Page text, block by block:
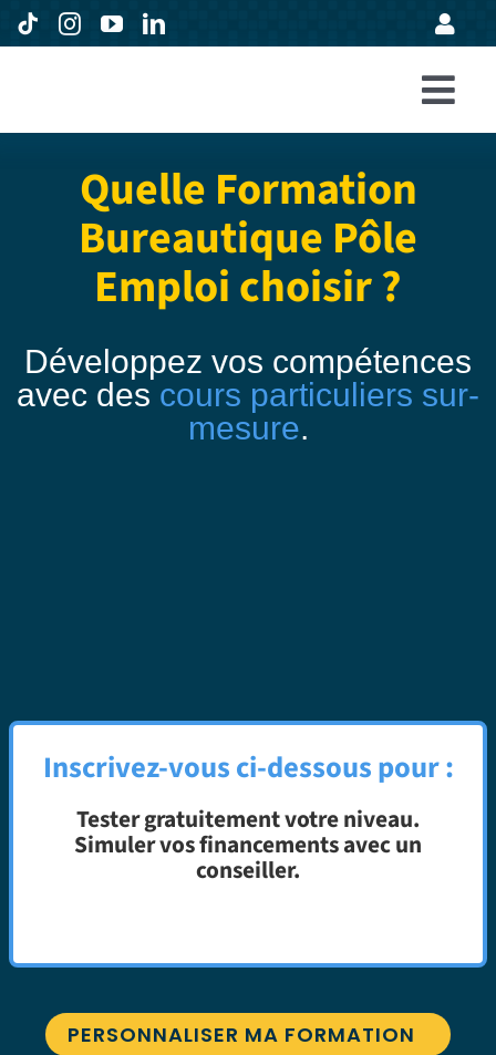
Passer
au
Formations
Entreprises
Avis
Expertise
À propos
Quelle Formation
Bureautique Pôle
Emploi choisir ?
Développez vos compétences
avec des cours particuliers sur-
mesure.
Inscrivez-vous ci-dessous pour :
Tester gratuitement votre niveau.
Simuler vos financements avec un
conseiller.
PERSONNALISER MA FORMATION